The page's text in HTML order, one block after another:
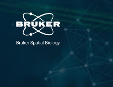
Skip to content